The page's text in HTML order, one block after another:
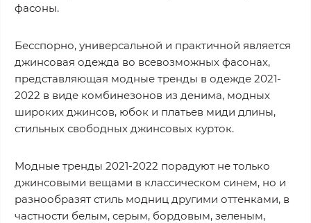
фасоны.
Бесспорно, универсальной и практичной является
джинсовая одежда во всевозможных фасонах,
представляющая модные тренды в одежде 2021-
2022 в виде комбинезонов из денима, модных
широких джинсов, юбок и платьев миди длины,
стильных свободных джинсовых курток.
Модные тренды 2021-2022 порадуют не только
джинсовыми вещами в классическом синем, но и
разнообразят стиль модниц другими оттенками, в
частности белым, серым, бордовым, зеленым,